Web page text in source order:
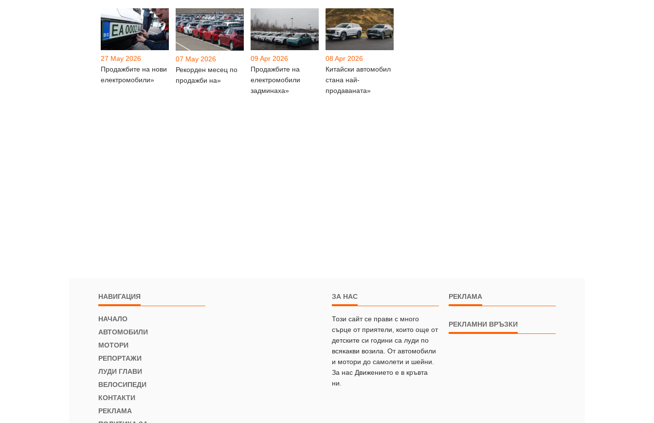
27 May 2026
Продажбите на нови
електромобили»
07 May 2026
Рекорден месец по
продажби на»
09 Apr 2026
Продажбите на
електромобили
задминаха»
08 Apr 2026
Китайски автомобил
стана най-
продаваната»
НАВИГАЦИЯ
НАЧАЛО
АВТОМОБИЛИ
МОТОРИ
РЕПОРТАЖИ
ЛУДИ ГЛАВИ
ВЕЛОСИПЕДИ
КОНТАКТИ
РЕКЛАМА
ЗА НАС
Този сайт се прави с много
сърце от приятели, които още от
детските си години са луди по
всякакви возила. От автомобили
и мотори до самолети и шейни.
За нас Движението е в кръвта
ни.
РЕКЛАМА
РЕКЛАМНИ ВРЪЗКИ